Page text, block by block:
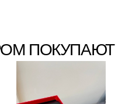
ПОКУПАЮТ